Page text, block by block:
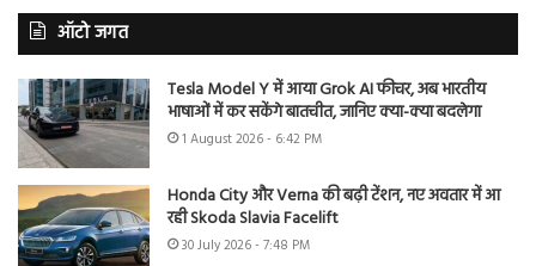
ऑटो जगत
Tesla Model Y में आया Grok AI फीचर, अब भारतीय
भाषाओं में कर सकेंगे बातचीत, जानिए क्या-क्या बदलेगा
1 August 2026 - 6:42 PM
Honda City और Verna की बढ़ी टेंशन, नए अवतार में आ
रही Skoda Slavia Facelift
30 July 2026 - 7:48 PM